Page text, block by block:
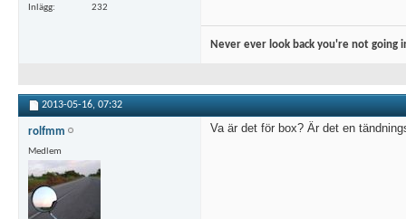
Inlägg
232
Never ever look back you're not going
2013-05-16, 07:32
rolfmm
Medlem
Va är det för box? Är det en